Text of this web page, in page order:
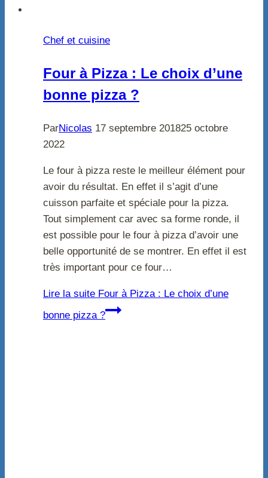
Chef et cuisine
Four à Pizza : Le choix d’une
bonne pizza ?
ParNicolas 17 septembre 201825 octobre
2022
Le four à pizza reste le meilleur élément pour
avoir du résultat. En effet il s’agit d’une
cuisson parfaite et spéciale pour la pizza.
Tout simplement car avec sa forme ronde, il
est possible pour le four à pizza d’avoir une
belle opportunité de se montrer. En effet il est
très important pour ce four…
Lire la suite Four à Pizza : Le choix d’une
bonne pizza ?